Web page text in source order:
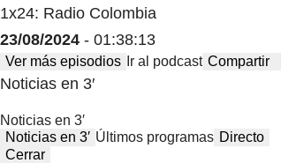
1x24: Radio Colombia
23/08/2024 - 01:38:13
Ver más episodios Ir al podcast Compartir
Noticias en 3′
Noticias en 3′
Noticias en 3′ Últimos programas Directo
Cerrar